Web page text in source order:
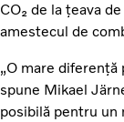
CO₂ de la țeava
amestecul de
„O mare diferență
spune Mikael
posibilă pentru